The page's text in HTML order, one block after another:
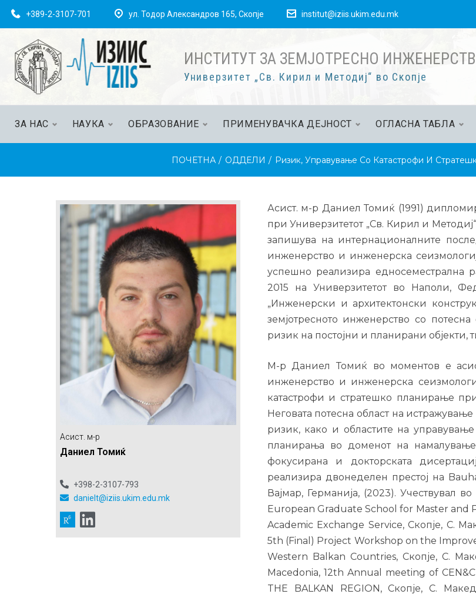
+389-2-3107-701 ул. Тодор Александров 165, Скопје institut@iziis.ukim.edu.mk
ИНСТИТУТ ЗА ЗЕМЈОТРЕСНО
Универзитет „Св. Кирил и Методиј“ во Скопје
ЗА НАС НАУКА ОБРАЗОВАНИЕ ПРИМЕНУВАЧКА ДЕЈНОСТ ОГЛАСНА ТАБЛА
ПОЧЕТНА / ОДДЕЛИ / Ризик, Управување Со Катастрофи И
Асист. м-р
Даниел Томиќ
+398-2-3107-793
danielt@iziis.ukim.edu.mk
Асист. м-р Даниел Томиќ (1991)
при Универзитетот „Св. Кирил и
запишува на интернационалните
инженерство и инженерска
успешно реализира едносеместрална
2015 на Универзитетот во Наполи,
„Инженерски и архитектонски
земјотресното инженерство со
ризик на постојни и планирани објекти,
М-р Даниел Томиќ во моментов е
инженерство и инженерска
катастрофи и стратешко планирање
Неговата потесна област на
ризик, како и областите на
планирања во доменот на
фокусирана и докторската
реализира двонеделен престој на
Вајмар, Германија, (2023). Учествувал
European Graduate School for Master and
Academic Exchange Service, Скопје, С.
5th (Final) Project Workshop on the
Western Balkan Countries, Скопје, С.
Macedonia, 12th Annual meeting of
THE BALKAN REGION, Скопје, С.